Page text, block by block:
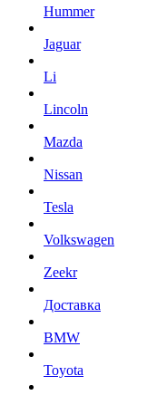
Hummer
Jaguar
Li
Lincoln
Mazda
Nissan
Tesla
Volkswagen
Zeekr
Доставка
BMW
Toyota